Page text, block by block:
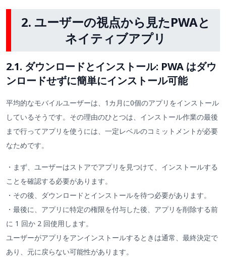
2. ユーザーの視点から見たPWAと
ネイティブアプリ
2.1. ダウンロードとインストール: PWA はダウ
ンロードせずに簡単にインストール可能
平均的なモバイルユーザーは、1カ月に0個のアプリをインストール
しているそうです。その理由のひとつは、インストール作業の最後
まで行ってアプリを使うには、一定レベルのコミットメントが必要
なためです。
・まず、ユーザーはストアでアプリを見つけて、インストールする
ことを確認する必要があります。
・その後、ダウンロードとインストールを待つ必要があります。
・最後に、アプリに特定の権限を付与した後、アプリを削除する前
に 1 回か 2 回使用します。
ユーザーがアプリをアンインストールするときは通常、最終決定で
あり、元に戻らない可能性があります。